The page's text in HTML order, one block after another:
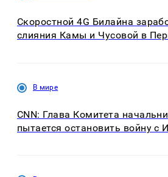
Скоростной 4G Билайна
слияния Камы и Чусовой в
В мире
CNN: Глава Комитета
пытается остановить войну с